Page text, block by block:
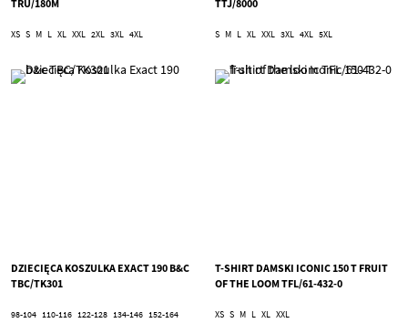
TRU/180M
XS S M L XL XXL 2XL 3XL 4XL
TTJ/8000
S M L XL XXL 3XL 4XL 5XL
DZIECIĘCA KOSZULKA EXACT 190 B&C
TBC/TK301
98-104 110-116 122-128 134-146 152-164
T-SHIRT DAMSKI ICONIC 150 T FRUIT
OF THE LOOM TFL/61-432-0
XS S M L XL XXL